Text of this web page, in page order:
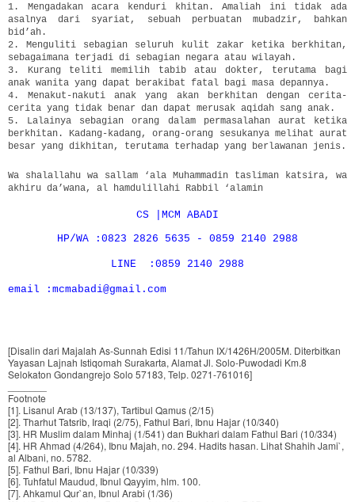
1. Mengadakan acara kenduri khitan. Amaliah ini tidak ada
asalnya dari syariat, sebuah perbuatan mubadzir, bahkan
bid’ah.
2. Menguliti sebagian seluruh kulit zakar ketika berkhitan,
sebagaimana terjadi di sebagian negara atau wilayah.
3. Kurang teliti memilih tabib atau dokter, terutama bagi
anak wanita yang dapat berakibat fatal bagi masa depannya.
4. Menakut-nakuti anak yang akan berkhitan dengan cerita-
cerita yang tidak benar dan dapat merusak aqidah sang anak.
5. Lalainya sebagian orang dalam permasalahan aurat ketika
berkhitan. Kadang-kadang, orang-orang sesukanya melihat aurat
besar yang dikhitan, terutama terhadap yang berlawanan jenis.
Wa shalallahu wa sallam ‘ala Muhammadin tasliman katsira, wa
akhiru da’wana, al hamdulillahi Rabbil ‘alamin
CS |MCM ABADI
HP/WA :0823 2826 5635 - 0859 2140 2988
LINE :0859 2140 2988
email :mcmabadi@gmail.com
[Disalin dari Majalah As-Sunnah Edisi 11/Tahun IX/1426H/2005M. Diterbitkan
Yayasan Lajnah Istiqomah Surakarta, Alamat Jl. Solo-Puwodadi Km.8
Selokaton Gondangrejo Solo 57183, Telp. 0271-761016]
Footnote
[1]. Lisanul Arab (13/137), Tartibul Qamus (2/15)
[2]. Tharhut Tatsrib, Iraqi (2/75), Fathul Bari, Ibnu Hajar (10/340)
[3]. HR Muslim dalam Minhaj (1/541) dan Bukhari dalam Fathul Bari (10/334)
[4]. HR Ahmad (4/264), Ibnu Majah, no. 294. Hadits hasan. Lihat Shahih Jami`,
al Albani, no. 5782.
[5]. Fathul Bari, Ibnu Hajar (10/339)
[6]. Tuhfatul Maudud, Ibnul Qayyim, hlm. 100.
[7]. Ahkamul Qur`an, Ibnul Arabi (1/36)